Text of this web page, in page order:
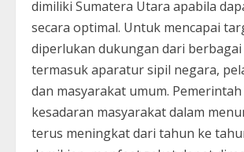
dimiliki Sumatera Utara apabila
secara optimal. Untuk mencapai
diperlukan dukungan dari berbagai
termasuk aparatur sipil negara,
dan masyarakat umum.
kesadaran masyarakat dalam
terus meningkat dari tahun ke